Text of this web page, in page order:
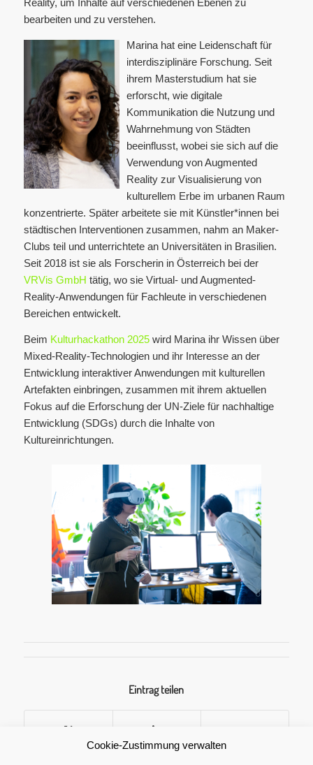
Cookie-Zustimmung verwalten
Reality, um Inhalte auf verschiedenen Ebenen zu
bearbeiten und zu verstehen.
Marina hat eine Leidenschaft für
interdisziplinäre Forschung. Seit
ihrem Masterstudium hat sie
erforscht, wie digitale
Kommunikation die Nutzung und
Wahrnehmung von Städten
beeinflusst, wobei sie sich auf die
Verwendung von Augmented
Reality zur Visualisierung von
kulturellem Erbe im urbanen Raum
konzentrierte. Später arbeitete sie mit Künstler*innen bei
städtischen Interventionen zusammen, nahm an Maker-
Clubs teil und unterrichtete an Universitäten in Brasilien.
Seit 2018 ist sie als Forscherin in Österreich bei der
VRVis GmbH tätig, wo sie Virtual- und Augmented-
Reality-Anwendungen für Fachleute in verschiedenen
Bereichen entwickelt.
Beim Kulturhackathon 2025wird Marina ihr Wissen über
Mixed-Reality-Technologien und ihr Interesse an der
Entwicklung interaktiver Anwendungen mit kulturellen
Artefakten einbringen, zusammen mit ihrem aktuellen
Fokus auf die Erforschung der UN-Ziele für nachhaltige
Entwicklung (SDGs) durch die Inhalte von
Kultureinrichtungen.
Eintrag teilen